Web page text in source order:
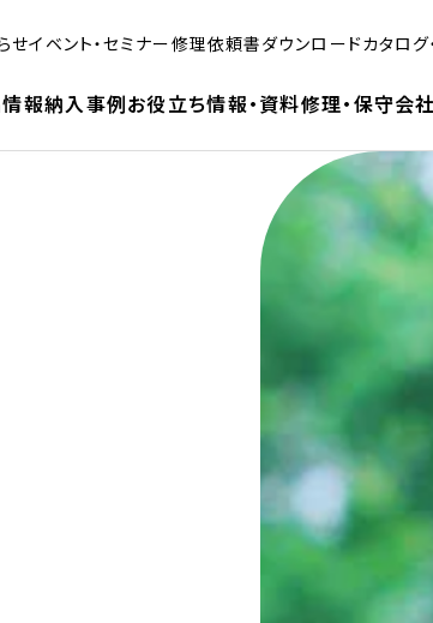
せイベント・セミナー修理依頼書ダウンロードカタロ
報納入事例お役立ち情報・資料修理・保守会